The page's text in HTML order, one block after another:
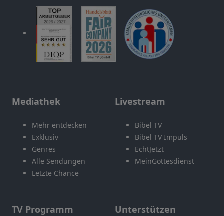
Mediathek
Mehr entdecken
Exklusiv
Genres
Alle Sendungen
Letzte Chance
Livestream
Bibel TV
Bibel TV Impuls
EchtJetzt
MeinGottesdienst
TV Programm Unterstützen